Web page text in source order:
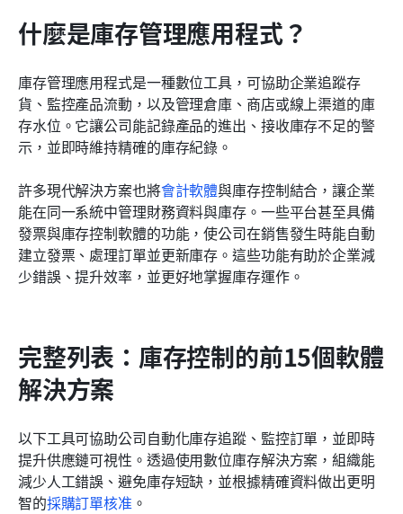
什麼是庫存管理應用程式？
庫存管理應用程式是一種數位工具，可協助企業追蹤存
貨、監控產品流動，以及管理倉庫、商店或線上渠道的庫
存水位。它讓公司能記錄產品的進出、接收庫存不足的警
示，並即時維持精確的庫存紀錄。
許多現代解決方案也將會計軟體與庫存控制結合，讓企業
能在同一系統中管理財務資料與庫存。一些平台甚至具備
發票與庫存控制軟體的功能，使公司在銷售發生時能自動
建立發票、處理訂單並更新庫存。這些功能有助於企業減
少錯誤、提升效率，並更好地掌握庫存運作。
完整列表：庫存控制的前15個軟體
解決方案
以下工具可協助公司自動化庫存追蹤、監控訂單，並即時
提升供應鏈可視性。透過使用數位庫存解決方案，組織能
減少人工錯誤、避免庫存短缺，並根據精確資料做出更明
智的採購訂單核准。